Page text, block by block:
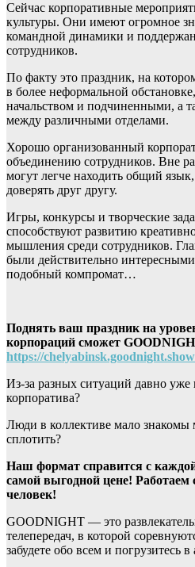
Сейчас корпоративные
культуры. Они имеют огромное
командной динамики и
сотрудников.
По факту это праздник, на
в более неформальной
начальством и подчиненными, а
между различными отделами.
Хорошо организованный
объединению сотрудников. Вне
могут легче находить общий
доверять друг другу.
Игры, конкурсы и творческие
способствуют развитию
мышления среди сотрудников.
были действительно
подобный компромат…
Поднять ваш праздник на
корпораций сможет
https://
Из-за разных ситуаций давно
корпоратива?
Люди в коллективе мало
сплотить?
Наш формат справится с
самой выгодной цене! Работаем
человек!
GOODNIGHT — это
телепередач, в которой
забудете обо всем и погрузитесь